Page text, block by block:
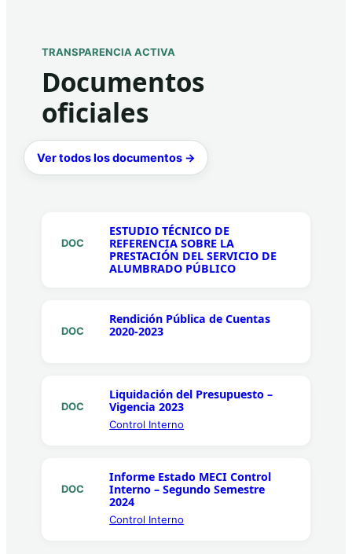
TRANSPARENCIA ACTIVA
Documentos
oficiales
Ver todos los documentos →
DOC
ESTUDIO TÉCNICO DE
REFERENCIA SOBRE LA
PRESTACIÓN DEL SERVICIO DE
ALUMBRADO PÚBLICO
DOC
Rendición Pública de Cuentas
2020-2023
DOC
Liquidación del Presupuesto –
Vigencia 2023
Control Interno
DOC
Informe Estado MECI Control
Interno – Segundo Semestre
2024
Control Interno